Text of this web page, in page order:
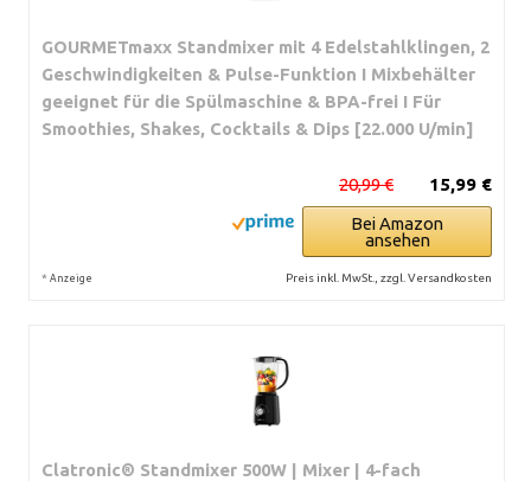
GOURMETmaxx Standmixer mit 4 Edelstahlklingen, 2
Geschwindigkeiten & Pulse-Funktion I Mixbehälter
geeignet für die Spülmaschine & BPA-frei I Für
Smoothies, Shakes, Cocktails & Dips [22.000 U/min]
15,99 €
20,99 €
Bei Amazon
ansehen
* Anzeige Preis inkl. MwSt., zzgl. Versandkosten
Clatronic® Standmixer 500W | Mixer | 4-fach